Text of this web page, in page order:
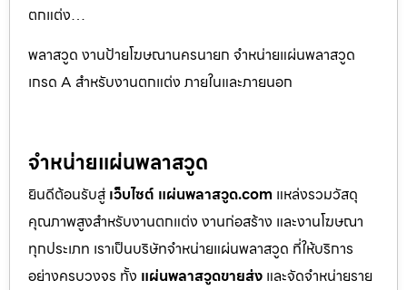
ตกแต่ง…
พลาสวูด งานป้ายโฆษณานครนายก จำหน่ายแผ่นพลาสวูด
เกรด A สำหรับงานตกแต่ง ภายในและภายนอก
จำหน่ายแผ่นพลาสวูด
ยินดีต้อนรับสู่ เว็บไซต์ แผ่นพลาสวูด.com แหล่งรวมวัสดุ
คุณภาพสูงสำหรับงานตกแต่ง งานก่อสร้าง และงานโฆษณา
ทุกประเภท เราเป็นบริษัทจำหน่ายแผ่นพลาสวูด ที่ให้บริการ
อย่างครบวงจร ทั้ง แผ่นพลาสวูดขายส่ง และจัดจำหน่ายราย